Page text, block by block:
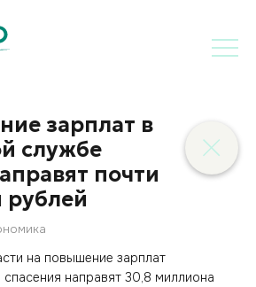
зарплат в
службе
почти
рублей
на повышение зарплат
направят 30,8 миллиона